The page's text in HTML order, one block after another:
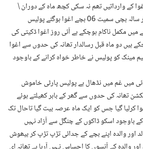
\ کشمور ضلع میں بچوں کی اغوا کے وارداتیں تھم نہ سکی کچھ ماہ کے دوران
کندھ کوٹ گردونواح سے چار سالہ بچی سمیت 06 بچے اغوا ہوگئے پولیس
مکمل ناکام ہوچکے ہے آئی روز اغوا ڈکیتی کی
ہیں دو ماہ قبل رسالدار تھانہ کی حدوں سے اغوا
مینک کو پولیس نے خاطر خواہ کرانے کے باوجود
میں غم میں نڈھال ہے پولیس پارٹی خاموش
تھانہ کی حدوں سے گھر کے باہر کھیلتے ہوئے
کرلیا گیا جس کو ایک ماہ عرصہ بیت گیا تاحال تک
باوجود اسکو ڈاکوں کے چنگل سے آزاد نہیں
اور والدہ اپنے بچے کے جدائی تڑپ تڑپ کر بیھوش